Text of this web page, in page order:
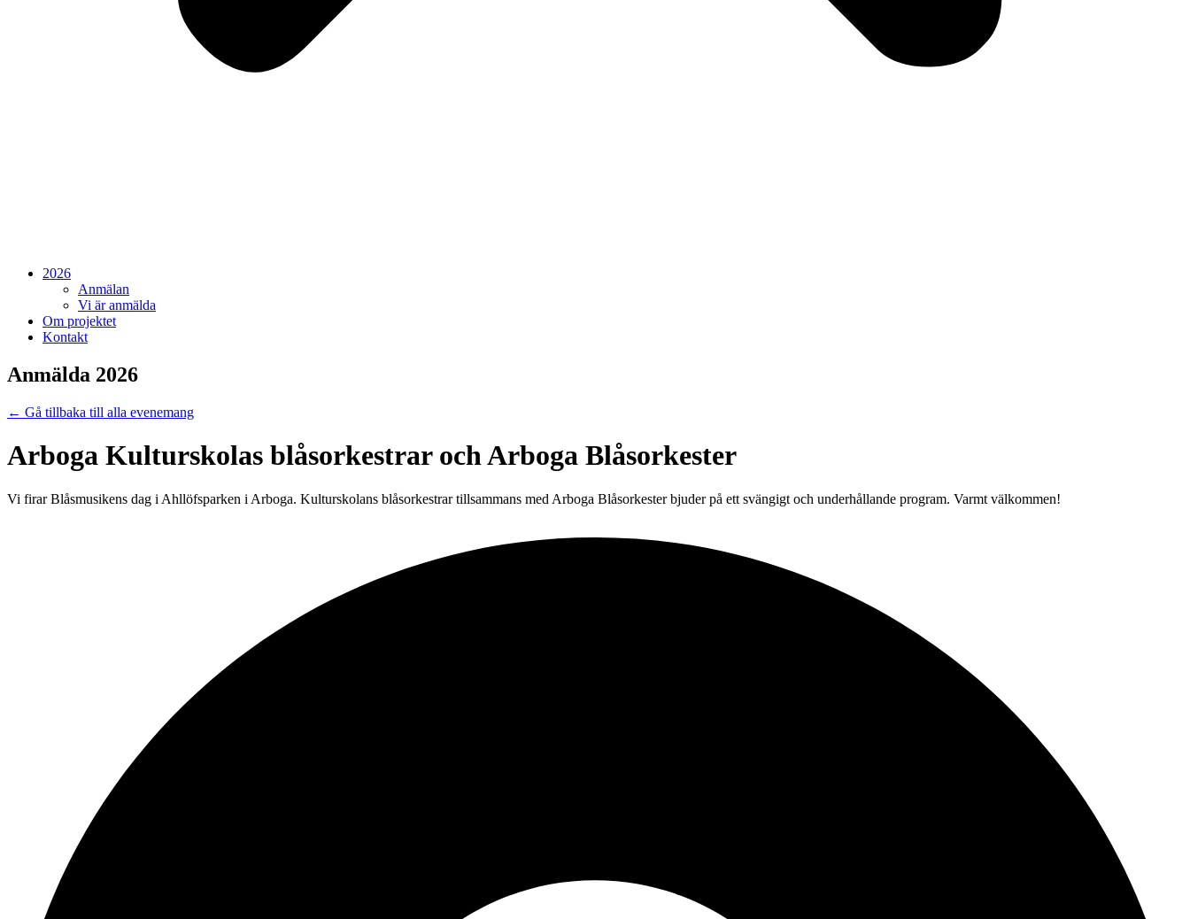
2026
Anmälan
Vi är anmälda
Om projektet
Kontakt
Anmälda 2026
← Gå tillbaka till alla evenemang
Arboga Kulturskolas blåsorkestrar och Arboga Blåsorkester
Vi firar Blåsmusikens dag i Ahllöfsparken i Arboga. Kulturskolans blåsorkestrar tillsammans med Arboga Blåsorkester bjuder på ett svängigt och underhållande program. Varmt välkommen!